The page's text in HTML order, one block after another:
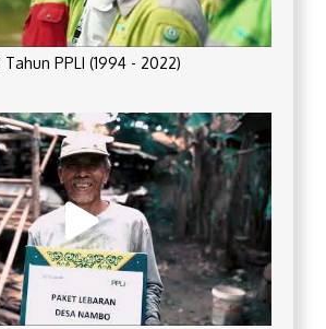
Tahun PPLI (1994 - 2022)